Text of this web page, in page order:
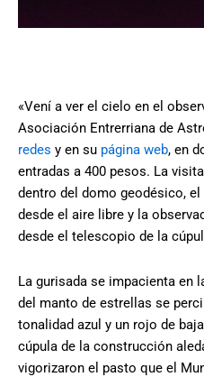
«Vení a ver el cielo en el
Asociación Entrerriana de
redes y en su página web, en
entradas a 400 pesos. La
dentro del domo geodésico,
desde el aire libre y la
desde el telescopio de la
La gurisada se impacienta en
del manto de estrellas se
tonalidad azul y un rojo de
cúpula de la construcción
vigorizaron el pasto que el